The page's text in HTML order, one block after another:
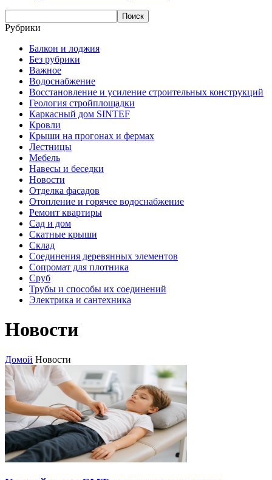
Рубрики
Балкон и лоджия
Без рубрики
Важное
Водоснабжение
Восстановление и усиление строительных конструкций
Геология стройплощадки
Каркасный дом SINTEF
Кровли
Крыши на прогонах и фермах
Лестницы
Мебель
Навесы и беседки
Новости
Отделка фасадов
Отопление и горячее водоснабжение
Ремонт квартиры
Сад и дом
Скатные крыши
Склад
Соединения деревянных элементов
Сопромат для плотника
Сруб
Трубы и способы их соединений
Электрика и сантехника
Новости
Домой Новости